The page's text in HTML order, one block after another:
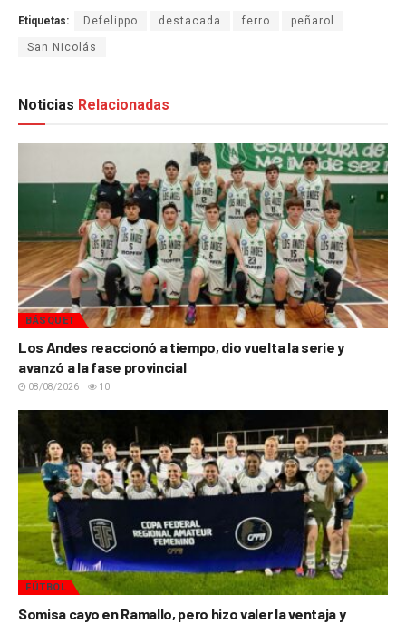
Etiquetas: Defelippo destacada ferro peñarol
San Nicolás
Noticias Relacionadas
BÁSQUET
Los Andes reaccionó a tiempo, dio vuelta la serie y
avanzó a la fase provincial
08/08/2026 10
FÚTBOL
Somisa cayo en Ramallo, pero hizo valer la ventaja y